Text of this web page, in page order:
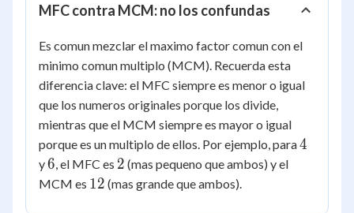
MFC contra MCM: no los confundas
Es comun mezclar el maximo factor comun con el
minimo comun multiplo (MCM). Recuerda esta
diferencia clave: el MFC siempre es menor o igual
que los numeros originales porque los divide,
mientras que el MCM siempre es mayor o igual
porque es un multiplo de ellos. Por ejemplo, para4
4
y6
6 , el MFC es 2
2 (mas pequeno que ambos) y el
MCM es 12
12 (mas grande que ambos).